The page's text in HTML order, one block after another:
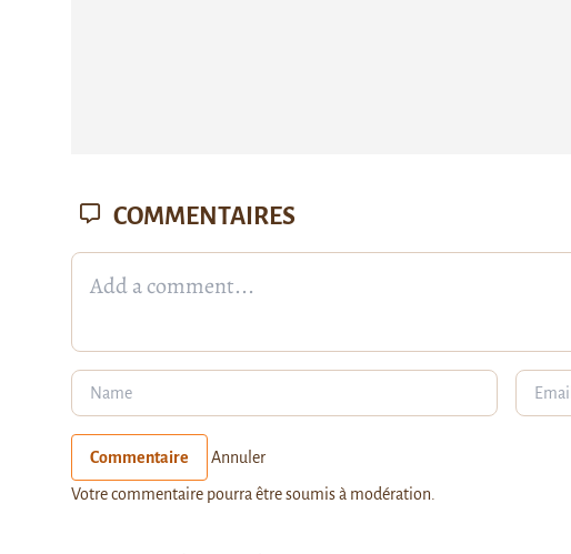
COMMENTAIRES
Commentaire Annuler
Votre commentaire pourra être soumis à modération.